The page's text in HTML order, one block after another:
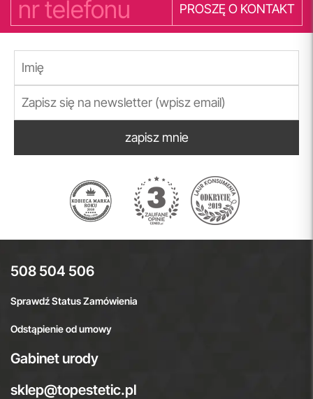
PROSZĘ O KONTAKT
zapisz mnie
508 504 506
Sprawdź Status Zamówienia
Odstąpienie od umowy
Gabinet urody
sklep@topestetic.pl